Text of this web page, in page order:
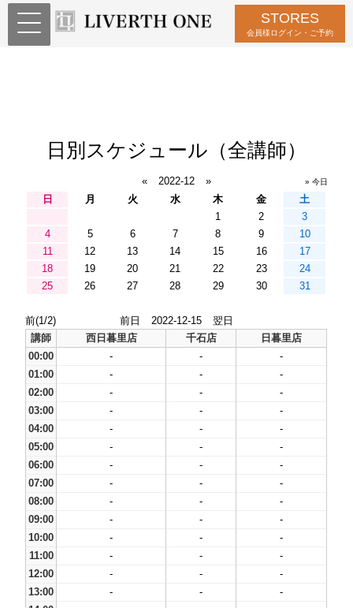
STORES
会員様ログイン・ご予約
日別スケジュール（全講師）
« 2022-12 » » 今日
日 月 火 水 木 金
土
1
2
3
4
5 6 7 8 9
10
11
12 13 14 15 16
17
18
19 20 21 22 23
24
25
26 27 28 29 30 31
前(1/2) 前日 2022-12-15
翌日
講師
西日暮里店 千石店
日暮里店
00:00
- -
-
01:00
- -
-
02:00
- -
-
03:00
- -
-
04:00
- -
-
05:00
- -
-
06:00
- -
-
07:00
- -
-
08:00
- -
-
09:00
- -
-
10:00
- -
-
11:00
- -
-
12:00
- -
-
13:00
- -
-